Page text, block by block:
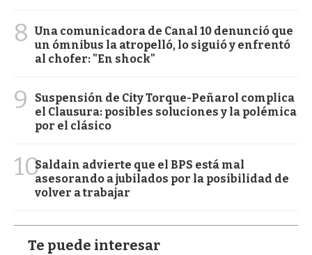
8 Una comunicadora de Canal 10 denunció que
un ómnibus la atropelló, lo siguió y enfrentó
al chofer: "En shock"
9
Suspensión de City Torque-Peñarol complica
el Clausura: posibles soluciones y la polémica
por el clásico
10Saldain advierte que el BPS está mal
asesorando a jubilados por la posibilidad de
volver a trabajar
Te puede interesar